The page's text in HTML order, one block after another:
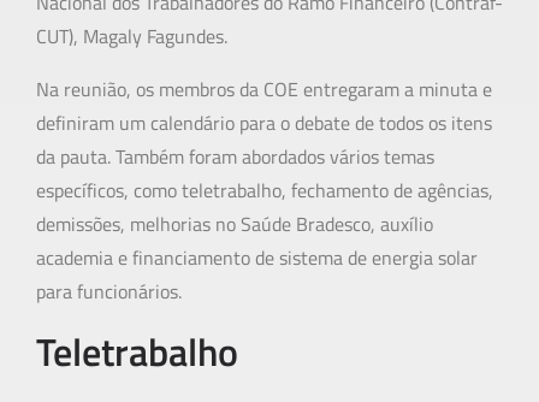
CUT), Magaly Fagundes.
Na reunião, os membros da COE entregaram a minuta e
definiram um calendário para o debate de todos os itens
da pauta. Também foram abordados vários temas
específicos, como teletrabalho, fechamento de agências,
demissões, melhorias no Saúde Bradesco, auxílio
academia e financiamento de sistema de energia solar
para funcionários.
Teletrabalho